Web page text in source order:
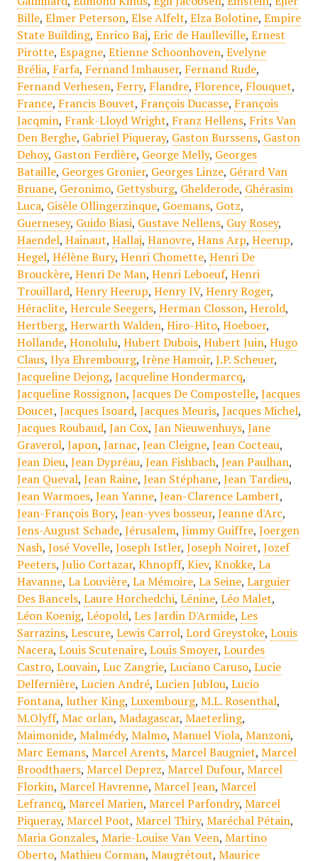
Bille, Elmer Peterson, Else Alfelt, Elza Bolotine, Empire
State Building, Enrico Baj, Eric de Haulleville, Ernest
Pirotte, Espagne, Etienne Schoonhoven, Evelyne
Brélia, Farfa, Fernand Imhauser, Fernand Rude,
Fernand Verhesen, Ferry, Flandre, Florence, Flouquet,
France, Francis Bouvet, François Ducasse, François
Jacqmin, Frank-Lloyd Wright, Franz Hellens, Frits Van
Den Berghe, Gabriel Piqueray, Gaston Burssens, Gaston
Dehoy, Gaston Ferdière, George Melly, Georges
Bataille, Georges Gronier, Georges Linze, Gérard Van
Bruane, Geronimo, Gettysburg, Ghelderode, Ghérasim
Luca, Gisèle Ollingerzinque, Goemans, Gotz,
Guernesey, Guido Biasi, Gustave Nellens, Guy Rosey,
Haendel, Hainaut, Hallaj, Hanovre, Hans Arp, Heerup,
Hegel, Hélène Bury, Henri Chomette, Henri De
Brouckère, Henri De Man, Henri Leboeuf, Henri
Trouillard, Henry Heerup, Henry IV, Henry Roger,
Héraclite, Hercule Seegers, Herman Closson, Herold,
Hertberg, Herwarth Walden, Hiro-Hito, Hoeboer,
Hollande, Honolulu, Hubert Dubois, Hubert Juin, Hugo
Claus, Ilya Ehrembourg, Irène Hamoir, J.P. Scheuer,
Jacqueline Dejong, Jacqueline Hondermarcq,
Jacqueline Rossignon, Jacques De Compostelle, Jacques
Doucet, Jacques Isoard, Jacques Meuris, Jacques Michel,
Jacques Roubaud, Jan Cox, Jan Nieuwenhuys, Jane
Graverol, Japon, Jarnac, Jean Cleigne, Jean Cocteau,
Jean Dieu, Jean Dypréau, Jean Fishbach, Jean Paulhan,
Jean Queval, Jean Raine, Jean Stéphane, Jean Tardieu,
Jean Warmoes, Jean Yanne, Jean-Clarence Lambert,
Jean-François Bory, Jean-yves bosseur, Jeanne d'Arc,
Jens-August Schade, Jérusalem, Jimmy Guiffre, Joergen
Nash, José Vovelle, Joseph Istler, Joseph Noiret, Jozef
Peeters, Julio Cortazar, Khnopff, Kiev, Knokke, La
Havanne, La Louvière, La Mémoire, La Seine, Larguier
Des Bancels, Laure Horchedchi, Lénine, Léo Malet,
Léon Koenig, Léopold, Les Jardin D'Armide, Les
Sarrazins, Lescure, Lewis Carrol, Lord Greystoke, Louis
Nacera, Louis Scutenaire, Louis Smoyer, Lourdes
Castro, Louvain, Luc Zangrie, Luciano Caruso, Lucie
Delfernière, Lucien André, Lucien Jublou, Lucio
Fontana, luther King, Luxembourg, M.L. Rosenthal,
M.Olyff, Mac orlan, Madagascar, Maeterling,
Maimonide, Malmédy, Malmo, Manuel Viola, Manzoni,
Marc Eemans, Marcel Arents, Marcel Baugniet, Marcel
Broodthaers, Marcel Deprez, Marcel Dufour, Marcel
Florkin, Marcel Havrenne, Marcel Jean, Marcel
Lefrancq, Marcel Marien, Marcel Parfondry, Marcel
Piqueray, Marcel Poot, Marcel Thiry, Maréchal Pétain,
Maria Gonzales, Marie-Louise Van Veen, Martino
Oberto, Mathieu Corman, Maugrétout, Maurice